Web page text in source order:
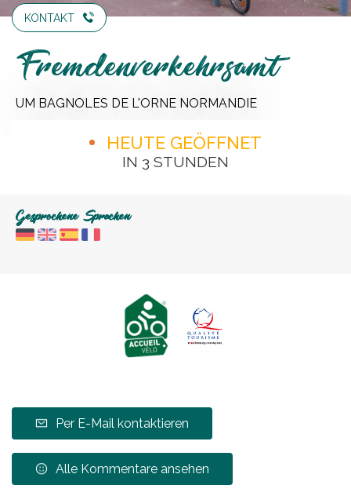
KONTAKT
Fremdenverkehrsamt
UM BAGNOLES DE L'ORNE NORMANDIE
HEUTE GEÖFFNET
IN 3 STUNDEN
Gesprochene Sprachen
Per E-Mail kontaktieren
Alle Kommentare ansehen